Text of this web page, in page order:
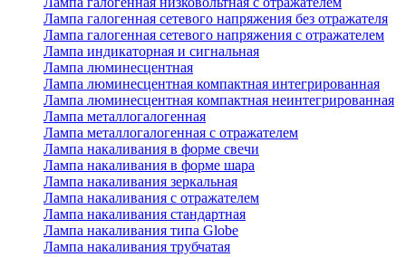
Лампа галогенная сетевого напряжения без отражателя
Лампа галогенная сетевого напряжения с отражателем
Лампа индикаторная и сигнальная
Лампа люминесцентная
Лампа люминесцентная компактная интегрированная
Лампа люминесцентная компактная неинтегрированная
Лампа металлогалогенная
Лампа металлогалогенная с отражателем
Лампа накаливания в форме свечи
Лампа накаливания в форме шара
Лампа накаливания зеркальная
Лампа накаливания с отражателем
Лампа накаливания стандартная
Лампа накаливания типа Globe
Лампа накаливания трубчатая